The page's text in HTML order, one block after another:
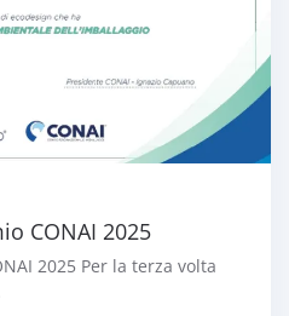
CONAI 2025
2025 Per la terza volta